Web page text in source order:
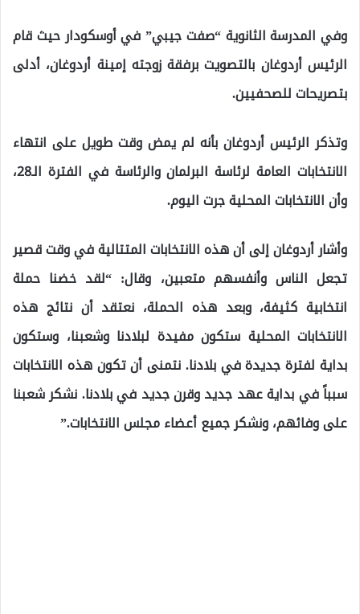
وفي المدرسة الثانوية “صفت جيبي” في أوسكودار حيث قام
الرئيس أردوغان بالتصويت برفقة زوجته إمينة أردوغان، أدلى
بتصريحات للصحفيين.
وتذكر الرئيس أردوغان بأنه لم يمض وقت طويل على انتهاء
الانتخابات العامة لرئاسة البرلمان والرئاسة في الفترة الـ28،
وأن الانتخابات المحلية جرت اليوم.
وأشار أردوغان إلى أن هذه الانتخابات المتتالية في وقت قصير
تجعل الناس وأنفسهم متعبين، وقال: “لقد خضنا حملة
انتخابية كثيفة، وبعد هذه الحملة، نعتقد أن نتائج هذه
الانتخابات المحلية ستكون مفيدة لبلادنا وشعبنا، وستكون
بداية لفترة جديدة في بلادنا. نتمنى أن تكون هذه الانتخابات
سبباً في بداية عهد جديد وقرن جديد في بلادنا. نشكر شعبنا
على وفائهم، ونشكر جميع أعضاء مجلس الانتخابات.”